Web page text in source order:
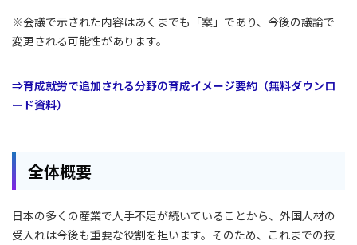
※会議で示された内容はあくまでも「案」であり、今後の議論で
変更される可能性があります。
⇒育成就労で追加される分野の育成イメージ要約（無料ダウンロ
ード資料）
全体概要
日本の多くの産業で人手不足が続いていることから、外国人材の
受入れは今後も重要な役割を担います。そのため、これまでの技